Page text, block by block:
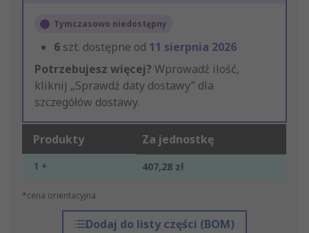
Tymczasowo niedostępny
6 szt. dostępne od 11 sierpnia 2026
Potrzebujesz więcej? Wprowadź ilość,
kliknij „Sprawdź daty dostawy” dla
szczegółów dostawy.
Produkty Za jednostkę
1 + 407,28 zł
*cena orientacyjna
Dodaj do listy części (BOM)